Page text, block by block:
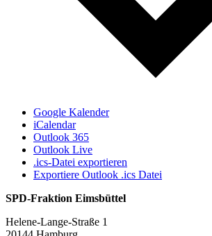
Google Kalender
iCalendar
Outlook 365
Outlook Live
.ics-Datei exportieren
Exportiere Outlook .ics Datei
SPD-Fraktion Eimsbüttel
Helene-Lange-Straße 1